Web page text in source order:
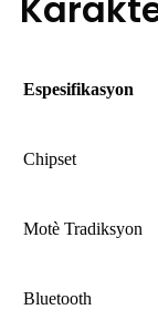
Espesifikasyon
Chipset
Motè Tradiksyon
Bluetooth